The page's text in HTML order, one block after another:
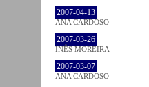
2007-04-13
ANA CARDOSO
2007-03-26
INÊS MOREIRA
2007-03-07
ANA CARDOSO